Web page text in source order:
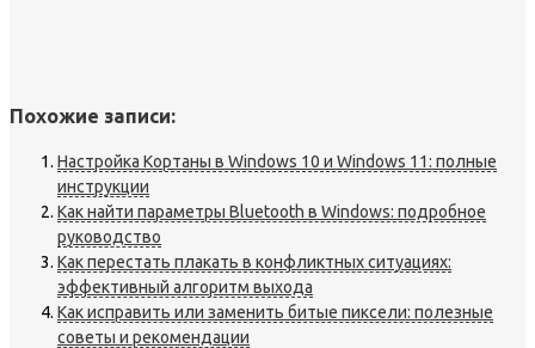
Похожие записи:
Настройка Кортаны в Windows 10 и Windows 11: полные
инструкции
Как найти параметры Bluetooth в Windows: подробное
руководство
Как перестать плакать в конфликтных ситуациях:
эффективный алгоритм выхода
Как исправить или заменить битые пиксели: полезные
советы и рекомендации